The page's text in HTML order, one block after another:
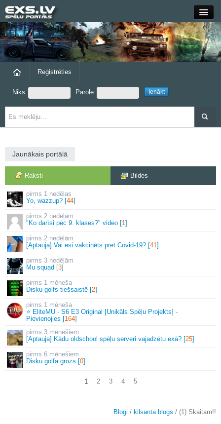
Close
Forums
Grupas
Reģistrēties
Niks: Parole:
Jaunākais portālā
Raksti Bildes
1 nedēļas
Yo, wazzup? [44]
2 nedēļām
"Ko darīsi pēc 9. klases?" video [1]
2 nedēļām
[Aptauja] Vai esi vakcinēts pret Covid-19? [41]
3 nedēļām
Mu squad [3]
1 mēneša
Disku golfs tiešsaistē [2]
1 mēneša
⭐ EliteMU - S6 E3 Original [Unikāls Spēļu Projekts] -
Pievienojies [164]
3 mēnešiem
[Aptauja] Kādu oldschool spēļu serveri vajadzētu exā? [25]
6 mēnešiem
Disku golfa grozs [0]
1 2 3 4 5
Blogi / kilsanta blogs / (1) Skaitam!!